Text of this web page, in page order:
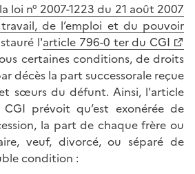
loi n° 2007-1223 du 21 août 2007
de l’emploi et du pouvoir
l'article 796-0 ter du CGI
certaines conditions, de droits
décès la part successorale reçue
sœurs du défunt. Ainsi, l'article
prévoit qu’est exonérée de
la part de chaque frère ou
veuf, divorcé, ou séparé de
condition :